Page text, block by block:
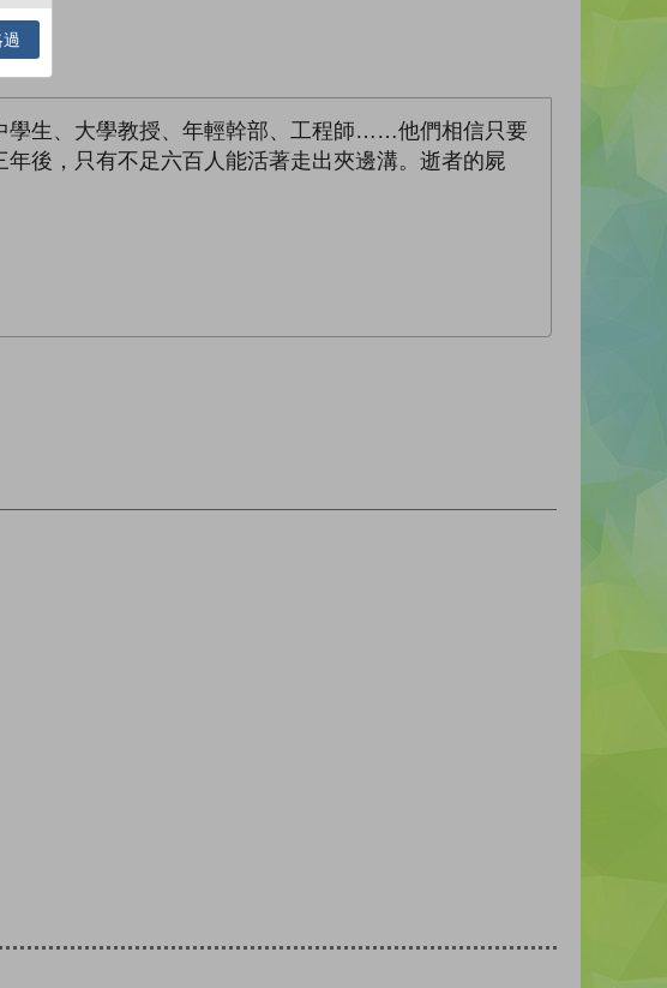
學生、大學教授、年輕幹部、工程師……他們相信只要
後，只有不足六百人能活著走出夾邊溝。逝者的屍